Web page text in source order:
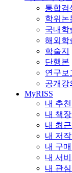
통합검
학위논
국내학
해외학
학술지
단행본
연구보
공개강
MyRISS
내 추
내 책장
내 최
내 저
내 구
내 서
내 관